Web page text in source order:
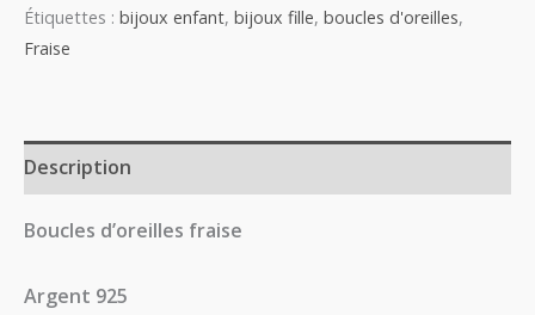
Étiquettes : bijoux enfant, bijoux fille, boucles d'oreilles,
Fraise
Description
Boucles d’oreilles fraise
Argent 925